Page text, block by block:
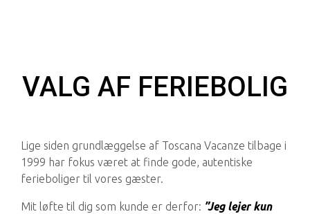
VALG AF FERIEBOLIG
Lige siden grundlæggelse af Toscana Vacanze tilbage i
1999 har fokus været at finde gode, autentiske
ferieboliger til vores gæster.
Mit løfte til dig som kunde er derfor: ”Jeg lejer kun